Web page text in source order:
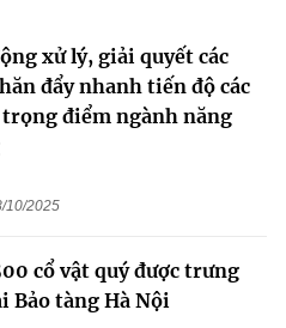
xử lý, giải quyết các
đẩy nhanh tiến độ các
trọng điểm ngành năng
10/2025
cổ vật quý được trưng
Bảo tàng Hà Nội